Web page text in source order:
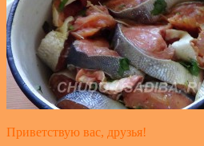
Приветствую вас, друзья!